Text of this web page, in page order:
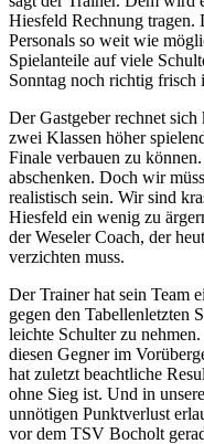
Hiesfeld Rechnung
Personals so weit wie
Spielanteile auf viele
Sonntag noch richtig frisch
Der Gastgeber rechnet
zwei Klassen höher
Finale verbauen zu
abschenken. Doch wir
realistisch sein. Wir sind
Hiesfeld ein wenig zu
der Weseler Coach, der
verzichten muss.
Der Trainer hat sein Team
gegen den
leichte Schulter zu
diesen Gegner im
hat zuletzt beachtliche
ohne Sieg ist. Und in
unnötigen Punktverlust
vor dem TSV Bocholt